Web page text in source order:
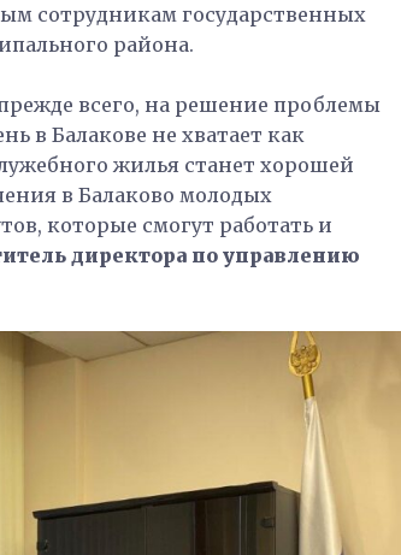
сотрудникам государственных
района.
всего, на решение проблемы
в Балакове не хватает как
жилья станет хорошей
в Балаково молодых
которые смогут работать и
директора по управлению